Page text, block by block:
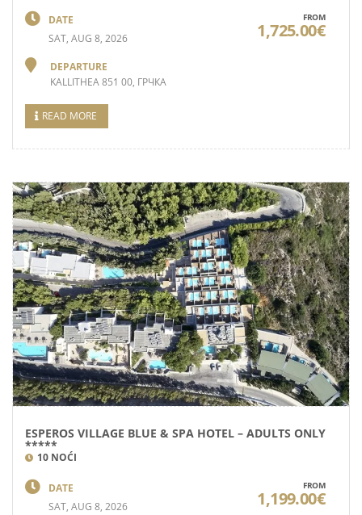
DATE
SAT, AUG 8, 2026
DEPARTURE
KALLITHEA 851 00, ГРЧКА
FROM
1,725.00€
READ MORE
ESPEROS VILLAGE BLUE & SPA HOTEL – ADULTS ONLY
*****
10 NOĆI
DATE
SAT, AUG 8, 2026
FROM
1,199.00€